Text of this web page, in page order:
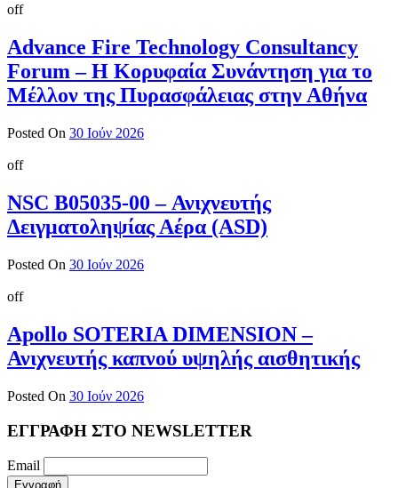
off
Advance Fire Technology Consultancy
Forum – Η Κορυφαία Συνάντηση για το
Μέλλον της Πυρασφάλειας στην Αθήνα
Posted On 30 Ιούν 2026
off
NSC B05035-00 – Ανιχνευτής
Δειγματοληψίας Αέρα (ASD)
Posted On 30 Ιούν 2026
off
Apollo SOTERIA DIMENSION –
Ανιχνευτής καπνού υψηλής αισθητικής
Posted On 30 Ιούν 2026
ΕΓΓΡΑΦΗ ΣΤΟ NEWSLETTER
Email